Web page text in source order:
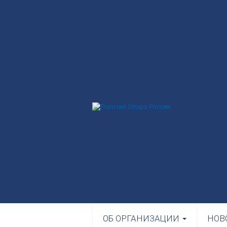
ОБ ОРГАНИЗАЦИИ